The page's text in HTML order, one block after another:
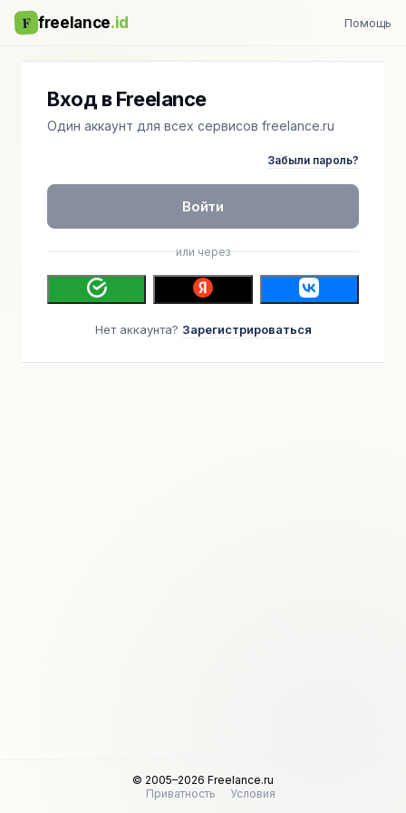
F freelance.id Помощь
Вход в Freelance
Один аккаунт для всех сервисов freelance.ru
Забыли пароль?
Войти
или через
Нет аккаунта? Зарегистрироваться
© 2005–2026 Freelance.ru
Приватность
Условия